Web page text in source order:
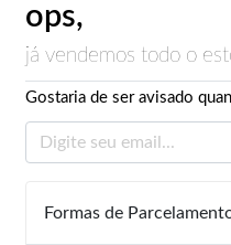
ops,
já vendemos todo o
Gostaria de ser avisado
Formas de